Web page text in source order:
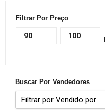
Filtrar Por Preço
Buscar Por Vendedores